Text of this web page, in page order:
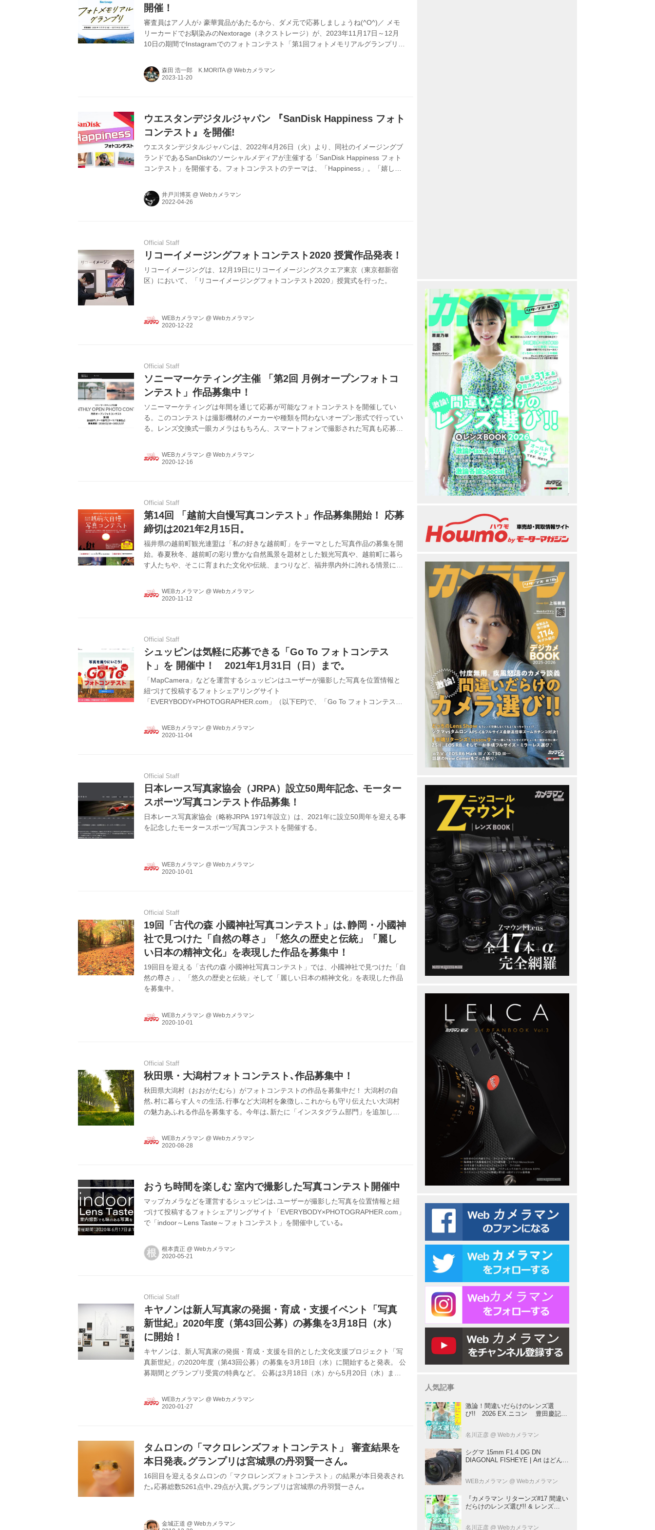
開催！
審査員はアノ人が♪ 豪華賞品があたるから、ダメ元で応募しましょうね(^O^)／ メモ
リーカードでお馴染みのNextorage（ネクストレージ）が、2023年11月17日～12月
10日の期間でInstagramでのフォトコンテスト「第1回フォトメモリアルグランプリ」
ッカメOGの写真家・水咲奈々さん、そして鉄道写真家の助川康史さんにポートレー
ト写真家のHASEOさんと豪華♪ ちなみにNextorageといえば、今やプログレに追いつ
森田 浩一郎 K.MORITA @ Webカメラマン
ウエスタンデジタルジャパン 『SanDisk Happiness フォト
コンテスト』を開催!
ウエスタンデジタルジャパンは、2022年4月26日（火）より、同社のイメージングブ
ランドであるSanDiskのソーシャルメディアが主催する「SanDisk Happiness フォト
コンテスト」を開催する。フォトコンテストのテーマは、「Happiness」。「嬉し
と。
井戸川博英 @ Webカメラマン
Official Staff
リコーイメージングフォトコンテスト2020 授賞作品発表！
リコーイメージングは、12月19日にリコーイメージングスクエア東京（東京都新宿
区）において、「リコーイメージングフォトコンテスト2020」授賞式を行った。
WEBカメラマン @ Webカメラマン
Official Staff
ソニーマーケティング主催 「第2回 月例オープンフォトコ
ンテスト」作品募集中！
ソニーマーケティングは年間を通じて応募が可能なフォトコンテストを開催してい
る。このコンテストは撮影機材のメーカーや種類を問わないオープン形式で行ってい
る。レンズ交換式一眼カメラはもちろん、スマートフォンで撮影された写真も応募可
WEBカメラマン @ Webカメラマン
Official Staff
第14回 「越前大自慢写真コンテスト」作品募集開始！ 応募
締切は2021年2月15日。
福井県の越前町観光連盟は「私の好きな越前町」をテーマとした写真作品の募集を開
始。春夏秋冬、越前町の彩り豊かな自然風景を題材とした観光写真や、越前町に暮ら
す人たちや、そこに育まれた文化や伝統、まつりなど、福井県内外に誇れる情景にス
WEBカメラマン @ Webカメラマン
Official Staff
シュッピンは気軽に応募できる「Go To フォトコンテス
ト」を 開催中！ 2021年1月31日（日）まで。
「MapCamera」などを運営するシュッピンはユーザーが撮影した写真を位置情報と
紐づけて投稿するフォトシェアリングサイト
「EVERYBODY×PHOTOGRAPHER.com」（以下EP)で、「Go To フォトコンテス
WEBカメラマン @ Webカメラマン
Official Staff
日本レース写真家協会（JRPA）設立50周年記念､ モーター
スポーツ写真コンテスト作品募集！
日本レース写真家協会（略称JRPA 1971年設立）は、2021年に設立50周年を迎える事
を記念したモータースポーツ写真コンテストを開催する。
WEBカメラマン @ Webカメラマン
Official Staff
19回「古代の森 小國神社写真コンテスト」は､静岡・小國神
社で見つけた「自然の尊さ」「悠久の歴史と伝統」「麗し
い日本の精神文化」を表現した作品を募集中！
19回目を迎える「古代の森 小國神社写真コンテスト」では、小國神社で見つけた「自
然の尊さ」、「悠久の歴史と伝統」そして「麗しい日本の精神文化」を表現した作品
を募集中。
WEBカメラマン @ Webカメラマン
Official Staff
秋田県・大潟村フォトコンテスト､作品募集中！
秋田県大潟村（おおがたむら）がフォトコンテストの作品を募集中だ！ 大潟村の自
然､村に暮らす人々の生活､行事など大潟村を象徴し､これからも守り伝えたい大潟村
の魅力あふれる作品を募集する。今年は､新たに「インスタグラム部門」を追加した｡
WEBカメラマン @ Webカメラマン
おうち時間を楽しむ 室内で撮影した写真コンテスト開催中
マップカメラなどを運営するシュッピンは､ユーザーが撮影した写真を位置情報と紐
づけて投稿するフォトシェアリングサイト「EVERYBODY×PHOTOGRAPHER.com」
で「indoor～Lens Taste～フォトコンテスト」を開催中している｡
根 根本貴正 @ Webカメラマン
Official Staff
キヤノンは新人写真家の発掘・育成・支援イベント「写真
新世紀」2020年度（第43回公募）の募集を3月18日（水）
に開始！
キヤノンは、新人写真家の発掘・育成・支援を目的とした文化支援プロジェクト「写
真新世紀」の2020年度（第43回公募）の募集を3月18日（水）に開始すると発表。 公
募期間とグランプリ受賞の特典など。 公募は3月18日（水）から5月20日（水）まで
賞者の中からグランプリ1名（組）を選出。 グランプリ受賞者には、奨励金100万円
WEBカメラマン @ Webカメラマン
タムロンの「マクロレンズフォトコンテスト」 審査結果を
本日発表｡グランプリは宮城県の丹羽賢一さん｡
16回目を迎えるタムロンの「マクロレンズフォトコンテスト」の結果が本日発表され
た｡応募総数5261点中､29点が入賞｡グランプリは宮城県の丹羽賢一さん｡
金城正道 @ Webカメラマン
人気記事
激論！間違いだらけのレンズ選
び!! 2026 EX.ニコン 豊田慶記×
名川正彦 @ Webカメラマン
シグマ 15mm F1.4 DG DN
DIAGONAL FISHEYE | Art はどんな
WEBカメラマン @ Webカメラマン
『カメラマン リターンズ#17 間違い
だらけのレンズ選び!! & レンズ
名川正彦 @ Webカメラマン